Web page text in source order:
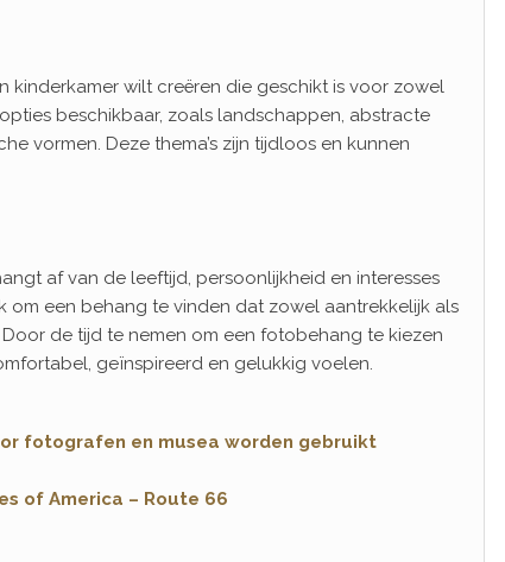
kinderkamer wilt creëren die geschikt is voor zowel
beschikbaar, zoals landschappen, abstracte
vormen. Deze thema’s zijn tijdloos en kunnen
af van de leeftijd, persoonlijkheid en interesses
om een behang te vinden dat zowel aantrekkelijk als
de tijd te nemen om een fotobehang te kiezen
geïnspireerd en gelukkig voelen.
fotografen en musea worden gebruikt
of America – Route 66